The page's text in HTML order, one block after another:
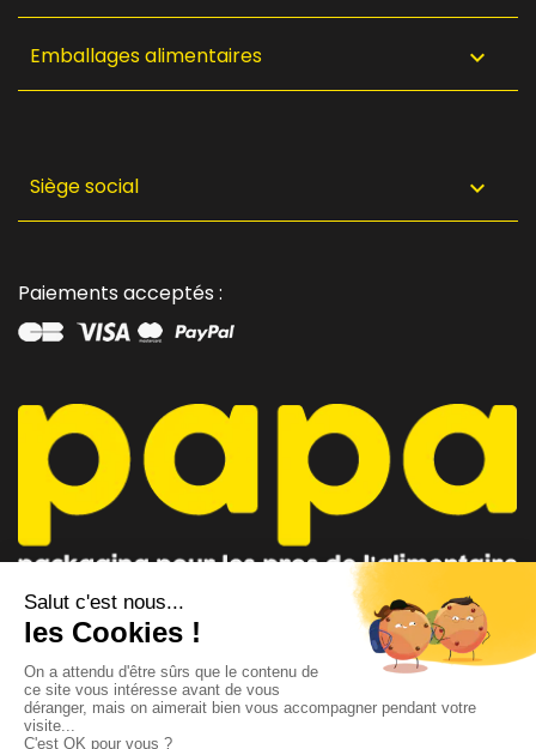
CONSEILLER PAPA
AU 04 91 35 09 09
CONTACTEZ-NOUS
par mail
Emballages alimentaires 
Siège social 
Paiements acceptés :